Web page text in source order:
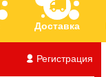
Доставка
Регистрация